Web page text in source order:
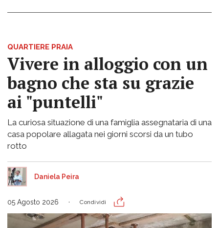
QUARTIERE PRAIA
Vivere in alloggio con un
bagno che sta su grazie
ai "puntelli"
La curiosa situazione di una famiglia assegnataria di una
casa popolare allagata nei giorni scorsi da un tubo
rotto
Daniela Peira
05 Agosto 2026 Condividi